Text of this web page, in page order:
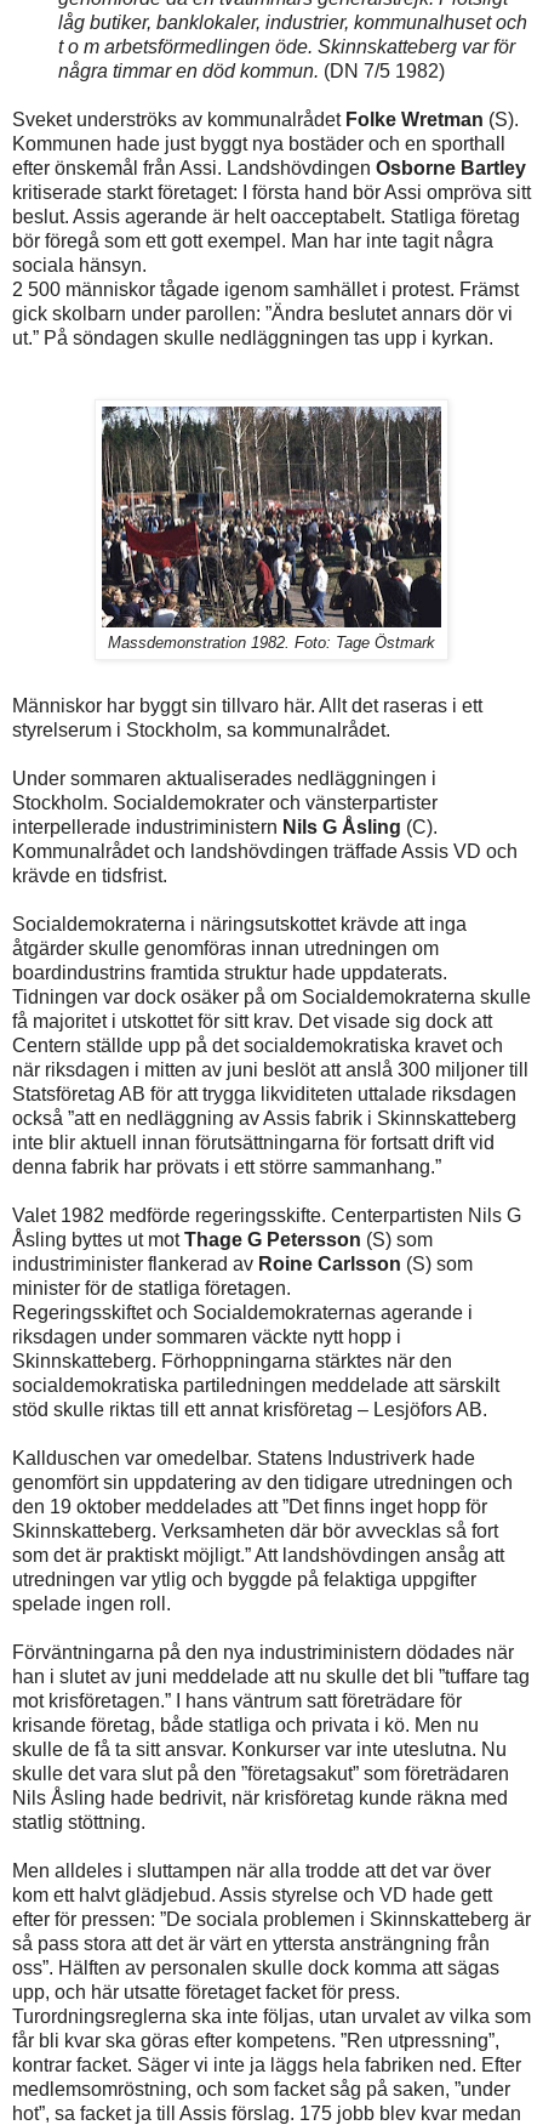
låg butiker, banklokaler, industrier, kommunalhuset och
t o m arbetsförmedlingen öde. Skinnskatteberg var för
några timmar en död kommun. (DN 7/5 1982)
Sveket underströks av kommunalrådet Folke Wretman (S).
Kommunen hade just byggt nya bostäder och en sporthall
efter önskemål från Assi. Landshövdingen Osborne Bartley
kritiserade starkt företaget: I första hand bör Assi ompröva sitt
beslut. Assis agerande är helt oacceptabelt. Statliga företag
bör föregå som ett gott exempel. Man har inte tagit några
sociala hänsyn.
2 500 människor tågade igenom samhället i protest. Främst
gick skolbarn under parollen: ”Ändra beslutet annars dör vi
ut.” På söndagen skulle nedläggningen tas upp i kyrkan.
Massdemonstration 1982. Foto: Tage Östmark
Människor har byggt sin tillvaro här. Allt det raseras i ett
styrelserum i Stockholm, sa kommunalrådet.
Under sommaren aktualiserades nedläggningen i
Stockholm. Socialdemokrater och vänsterpartister
interpellerade industriministern Nils G Åsling (C).
Kommunalrådet och landshövdingen träffade Assis VD och
krävde en tidsfrist.
Socialdemokraterna i näringsutskottet krävde att inga
åtgärder skulle genomföras innan utredningen om
boardindustrins framtida struktur hade uppdaterats.
Tidningen var dock osäker på om Socialdemokraterna skulle
få majoritet i utskottet för sitt krav. Det visade sig dock att
Centern ställde upp på det socialdemokratiska kravet och
när riksdagen i mitten av juni beslöt att anslå 300 miljoner till
Statsföretag AB för att trygga likviditeten uttalade riksdagen
också ”att en nedläggning av Assis fabrik i Skinnskatteberg
inte blir aktuell innan förutsättningarna för fortsatt drift vid
denna fabrik har prövats i ett större sammanhang.”
Valet 1982 medförde regeringsskifte. Centerpartisten Nils G
Åsling byttes ut motThage G Petersson (S) som
industriminister flankerad av Roine Carlsson (S) som
minister för de statliga företagen.
Regeringsskiftet och Socialdemokraternas agerande i
riksdagen under sommaren väckte nytt hopp i
Skinnskatteberg. Förhoppningarna stärktes när den
socialdemokratiska partiledningen meddelade att särskilt
stöd skulle riktas till ett annat krisföretag – Lesjöfors AB.
Kallduschen var omedelbar. Statens Industriverk hade
genomfört sin uppdatering av den tidigare utredningen och
den 19 oktober meddelades att ”Det finns inget hopp för
Skinnskatteberg. Verksamheten där bör avvecklas så fort
som det är praktiskt möjligt.” Att landshövdingen ansåg att
utredningen var ytlig och byggde på felaktiga uppgifter
spelade ingen roll.
Förväntningarna på den nya industriministern dödades när
han i slutet av juni meddelade att nu skulle det bli ”tuffare tag
mot krisföretagen.” I hans väntrum satt företrädare för
krisande företag, både statliga och privata i kö. Men nu
skulle de få ta sitt ansvar. Konkurser var inte uteslutna. Nu
skulle det vara slut på den ”företagsakut” som företrädaren
Nils Åsling hade bedrivit, när krisföretag kunde räkna med
statlig stöttning.
Men alldeles i sluttampen när alla trodde att det var över
kom ett halvt glädjebud. Assis styrelse och VD hade gett
efter för pressen: ”De sociala problemen i Skinnskatteberg är
så pass stora att det är värt en yttersta ansträngning från
oss”. Hälften av personalen skulle dock komma att sägas
upp, och här utsatte företaget facket för press.
Turordningsreglerna ska inte följas, utan urvalet av vilka som
får bli kvar ska göras efter kompetens. ”Ren utpressning”,
kontrar facket. Säger vi inte ja läggs hela fabriken ned. Efter
medlemsomröstning, och som facket såg på saken, ”under
hot”, sa facket ja till Assis förslag. 175 jobb blev kvar medan